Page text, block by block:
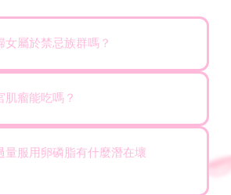
女屬於禁忌族群嗎？
肌瘤能吃嗎？
量服用卵磷脂有什麼潛在壞